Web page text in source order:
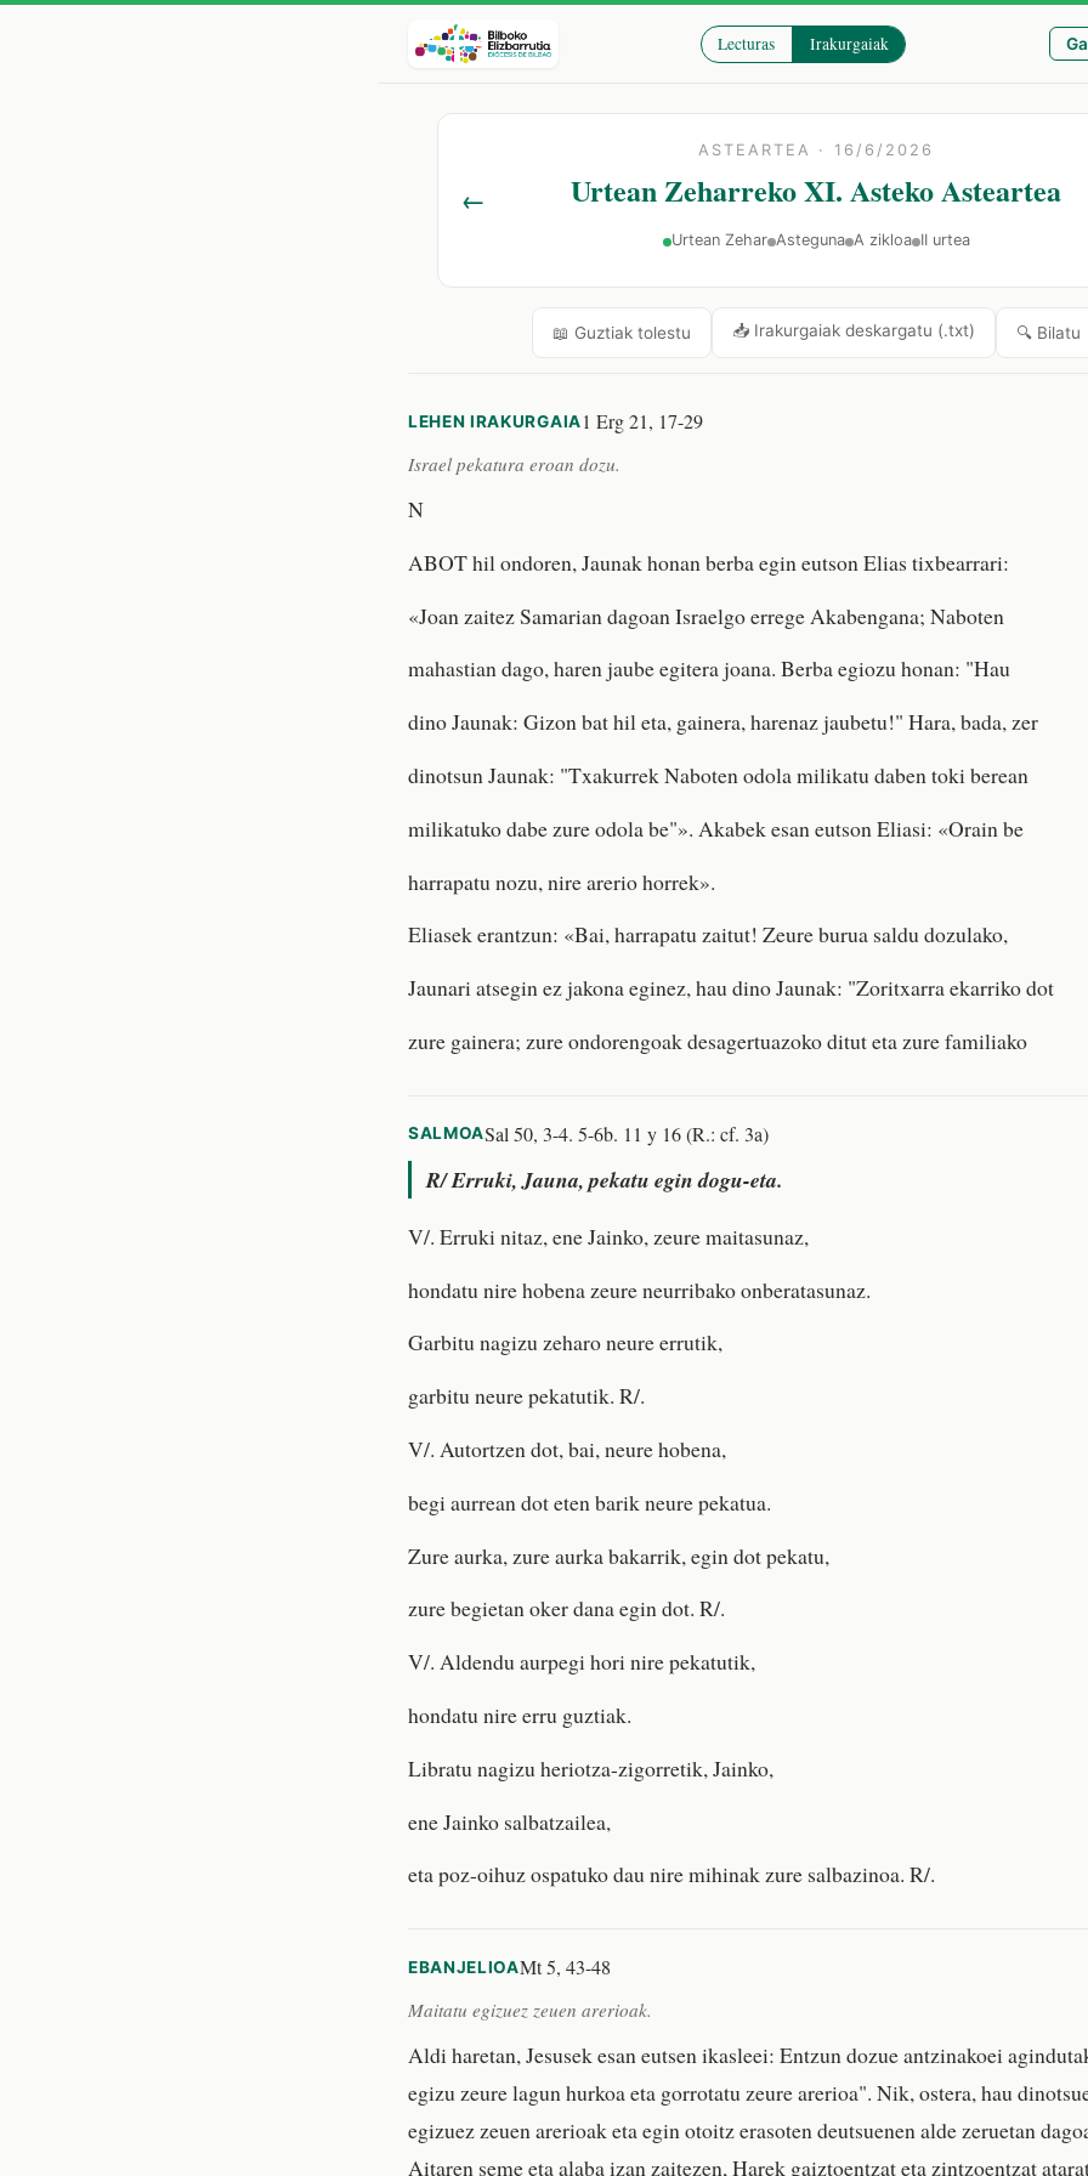
Lecturas Irakurgaiak
←
ASTEARTEA · 16/6/2026
Urtean Zeharreko XI. Asteko Asteartea
Urtean Zehar Asteguna A zikloa II urtea
📖 Guztiak tolestu 📥 Irakurgaiak deskargatu (.txt) 🔍 Bilatu
LEHEN IRAKURGAIA1 Erg 21, 17-29
Israel pekatura eroan dozu.
N
ABOT hil ondoren, Jaunak honan berba egin eutson Elias tixbearrari:
«Joan zaitez Samarian dagoan Israelgo errege Akabengana; Naboten
mahastian dago, haren jaube egitera joana. Berba egiozu honan: "Hau
dino Jaunak: Gizon bat hil eta, gainera, harenaz jaubetu!" Hara, bada, zer
dinotsun Jaunak: "Txakurrek Naboten odola milikatu daben toki berean
milikatuko dabe zure odola be"». Akabek esan eutson Eliasi: «Orain be
harrapatu nozu, nire arerio horrek».
Eliasek erantzun: «Bai, harrapatu zaitut! Zeure burua saldu dozulako,
Jaunari atsegin ez jakona eginez, hau dino Jaunak: "Zoritxarra ekarriko dot
zure gainera; zure ondorengoak desagertuazoko ditut eta zure familiako
SALMOASal 50, 3-4. 5-6b. 11 y 16 (R.: cf. 3a)
R/Erruki, Jauna, pekatu egin dogu-eta.
V/. Erruki nitaz, ene Jainko, zeure maitasunaz,
hondatu nire hobena zeure neurribako onberatasunaz.
Garbitu nagizu zeharo neure errutik,
garbitu neure pekatutik. R/.
V/. Autortzen dot, bai, neure hobena,
begi aurrean dot eten barik neure pekatua.
Zure aurka, zure aurka bakarrik, egin dot pekatu,
zure begietan oker dana egin dot. R/.
V/. Aldendu aurpegi hori nire pekatutik,
hondatu nire erru guztiak.
Libratu nagizu heriotza-zigorretik, Jainko,
ene Jainko salbatzailea,
eta poz-oihuz ospatuko dau nire mihinak zure salbazinoa. R/.
EBANJELIOAMt 5, 43-48
Maitatu egizuez zeuen arerioak.
Aldi haretan, Jesusek esan eutsen ikasleei: Entzun dozue antzinakoei
egizu zeure lagun hurkoa eta gorrotatu zeure arerioa". Nik, ostera, hau
egizuez zeuen arerioak eta egin otoitz erasoten deutsuenen alde zeruetan
Aitaren seme eta alaba izan zaitezen, Harek gaiztoentzat eta zintzoentzat